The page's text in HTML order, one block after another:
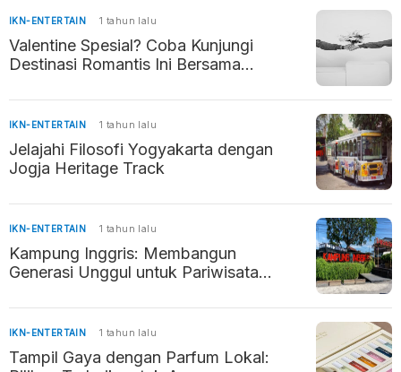
IKN-ENTERTAIN 1 tahun lalu
Valentine Spesial? Coba Kunjungi
Destinasi Romantis Ini Bersama
IKN-ENTERTAIN 1 tahun lalu
Jelajahi Filosofi Yogyakarta dengan
Jogja Heritage Track
IKN-ENTERTAIN 1 tahun lalu
Kampung Inggris: Membangun
Generasi Unggul untuk Pariwisata
IKN-ENTERTAIN 1 tahun lalu
Tampil Gaya dengan Parfum Lokal: